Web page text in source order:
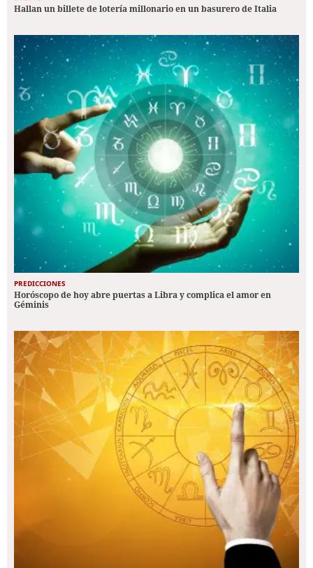
Hallan un billete de lotería millonario en un basurero de Italia
PREDICCIONES
Horóscopo de hoy abre puertas a Libra y complica el amor en
Géminis